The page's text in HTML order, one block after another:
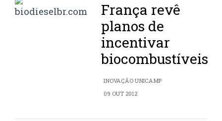
França revê
planos de
incentivar
biocombustíveis
INOVAÇÃO UNICAMP
09 OUT 2012